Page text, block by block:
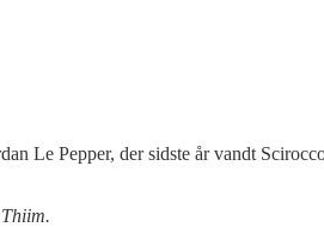
Le Pepper, der sidste år vandt